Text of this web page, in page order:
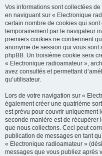
Vos informations sont collectées
en naviguant sur « Electronique
certain nombre de cookies qui
temporairement par le navigateur
premiers cookies ne contiennent
anonyme de session qui vous sont
phpBB. Un troisième cookie sera
« Electronique radioamateur »,
avez consultés et permettant
qu’utilisateur.
Lors de votre navigation sur «
également créer une quatrième
est prévu pour couvrir uniquement
seconde manière est de récupérer
que nous collectons. Ceci peut
publication de messages en tant
« Electronique radioamateur »
messages que vous publiez après